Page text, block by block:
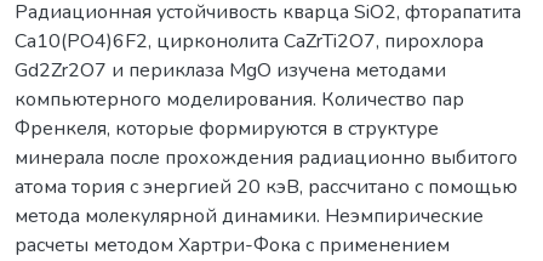
Радиационная устойчивость кварца SiO2, фторапатита
Ca10(PO4)6F2, цирконолита CaZrTi2O7, пирохлора
Gd2Zr2O7 и периклаза MgO изучена методами
компьютерного моделирования. Количество пар
Френкеля, которые формируются в структуре
минерала после прохождения радиационно выбитого
атома тория с энергией 20 кэВ, рассчитано с помощью
метода молекулярной динамики. Неэмпирические
расчеты методом Хартри-Фока с применением